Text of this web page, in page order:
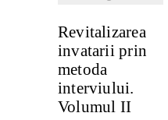
Revitalizarea
invatarii prin
metoda
interviului.
Volumul II